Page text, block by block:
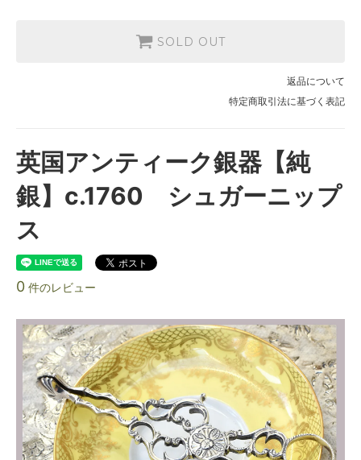
SOLD OUT
返品について
特定商取引法に基づく表記
英国アンティーク銀器【純
銀】c.1760 シュガーニップ
ス
0 件のレビュー